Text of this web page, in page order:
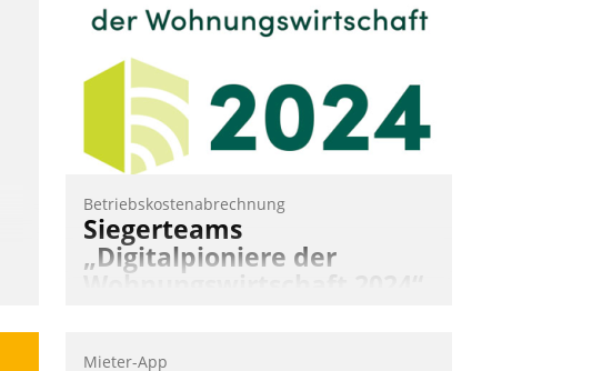
Betriebskostenabrechnung
Siegerteams
„Digitalpioniere der
Wohnungswirtschaft 2024“
Mieter-App